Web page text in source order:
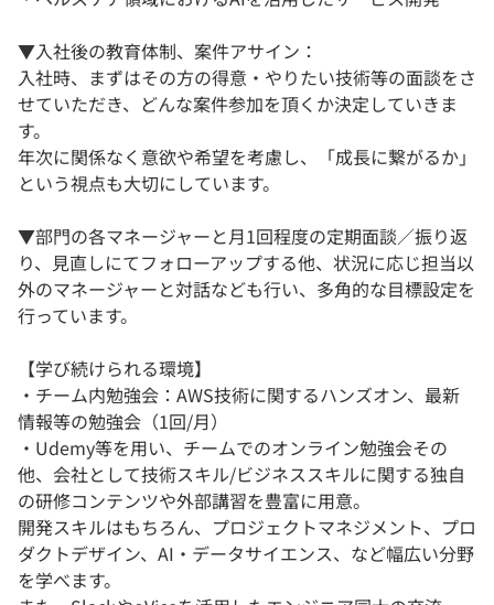
▼入社後の教育体制、案件アサイン：
入社時、まずはその方の得意・やりたい技術等の面談をさ
せていただき、どんな案件参加を頂くか決定していきま
す。
年次に関係なく意欲や希望を考慮し、「成長に繋がるか」
という視点も大切にしています。
▼部門の各マネージャーと月1回程度の定期面談／振り返
り、見直しにてフォローアップする他、状況に応じ担当以
外のマネージャーと対話なども行い、多角的な目標設定を
行っています。
【学び続けられる環境】
・チーム内勉強会：AWS技術に関するハンズオン、最新
情報等の勉強会（1回/月）
・Udemy等を用い、チームでのオンライン勉強会その
他、会社として技術スキル/ビジネススキルに関する独自
の研修コンテンツや外部講習を豊富に用意。
開発スキルはもちろん、プロジェクトマネジメント、プロ
ダクトデザイン、AI・データサイエンス、など幅広い分野
を学べます。